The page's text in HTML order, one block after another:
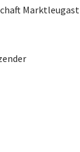
Marktleugast